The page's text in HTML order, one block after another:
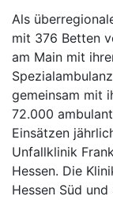
Als
mit 376 Betten
am Main mit
gemeinsam mit
72.000
Einsätzen
Unfallklinik
Hessen. Die
Hessen Süd